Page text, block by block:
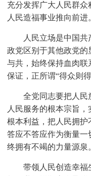
充分发挥广大人民群
人民造福事业推向前进
人民立场是中国共
政党区别于其他政党
与共，始终保持血肉
保证，正所谓“得众则
全党同志要把人民
人民服务的根本宗旨
根本利益，把人民拥护
答应不答应作为衡量
终拥有不竭的力量源泉
带领人民创造幸福